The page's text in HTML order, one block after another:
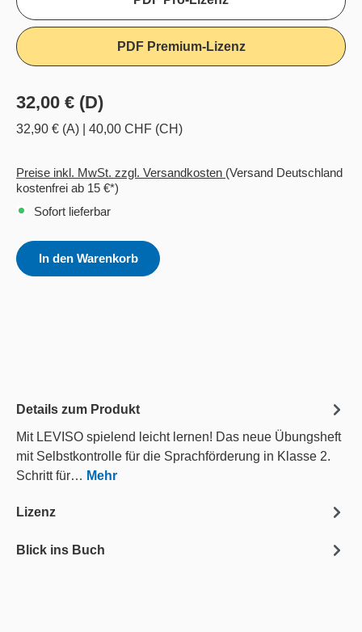
PDF Premium-Lizenz
32,00 € (D)
32,90 € (A) 40,00 CHF (CH)
Preise inkl. MwSt. zzgl. Versandkosten (Versand Deutschland
kostenfrei ab 15 €*)
Sofort lieferbar
In den Warenkorb
Details zum Produkt
Mit LEVISO spielend leicht lernen! Das neue Übungsheft
mit Selbstkontrolle für die Sprachförderung in Klasse 2.
Schritt für… Mehr
Lizenz
Blick ins Buch